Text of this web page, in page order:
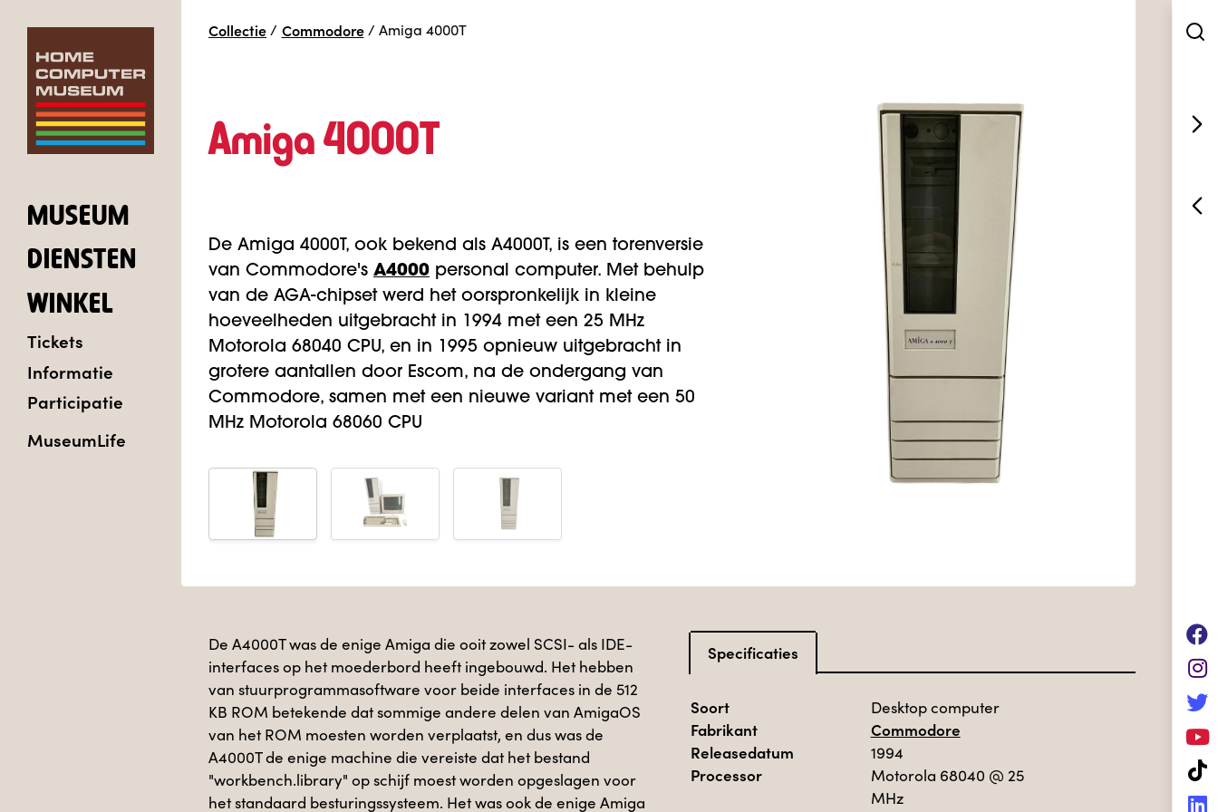
MUSEUM
DIENSTEN
WINKEL
Tickets
Informatie
Participatie
MuseumLife
Collectie / Commodore / Amiga 4000T
Amiga 4000T
De Amiga 4000T, ook bekend als A4000T, is een torenversie
van Commodore's A4000 personal computer. Met behulp
van de AGA-chipset werd het oorspronkelijk in kleine
hoeveelheden uitgebracht in 1994 met een 25 MHz
Motorola 68040 CPU, en in 1995 opnieuw uitgebracht in
grotere aantallen door Escom, na de ondergang van
Commodore, samen met een nieuwe variant met een 50
MHz Motorola 68060 CPU
De A4000T was de enige Amiga die ooit zowel SCSI- als IDE-
interfaces op het moederbord heeft ingebouwd. Het hebben
van stuurprogrammasoftware voor beide interfaces in de 512
KB ROM betekende dat sommige andere delen van AmigaOS
van het ROM moesten worden verplaatst, en dus was de
A4000T de enige machine die vereiste dat het bestand
"workbench.library" op schijf moest worden opgeslagen voor
het standaard besturingssysteem. Het was ook de enige Amiga
Specificaties
Soort Desktop computer
Fabrikant
Commodore
Releasedatum
1994
Processor Motorola 68040 @ 25
MHz